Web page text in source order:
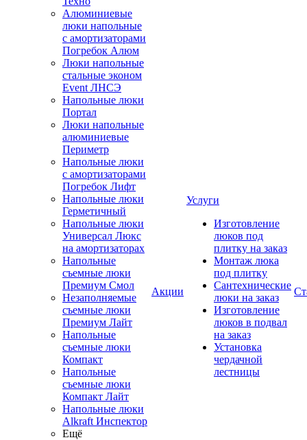
Алюминиевые
люки напольные
с амортизаторами
Погребок Алюм
Люки напольные
стальные эконом
Event ЛНСЭ
Напольные люки
Портал
Люки напольные
алюминиевые
Периметр
Напольные люки
с амортизаторами
Погребок Лифт
Напольные люки
Герметичный
Напольные люки
Универсал Люкс
на амортизаторах
Напольные
съемные люки
Премиум Смол
Незаполняемые
съемные люки
Премиум Лайт
Напольные
съемные люки
Компакт
Напольные
съемные люки
Компакт Лайт
Напольные люки
Alkraft Инспектор
Ещё
Акции
Услуги
Изготовление
люков под
плитку на заказ
Монтаж люка
под плитку
Сантехнические
люки на заказ
Изготовление
люков в подвал
на заказ
Установка
чердачной
лестницы